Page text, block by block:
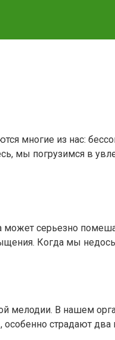
многие из нас:
мы погрузимся в
может серьезно
Когда мы
мелодии. В нашем
особенно страдают